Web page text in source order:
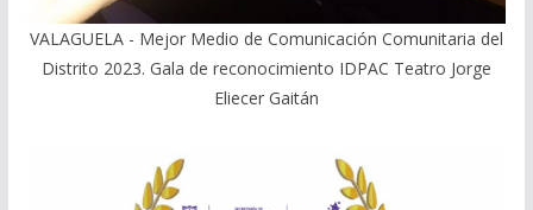
VALAGUELA - Mejor Medio de Comunicación Comunitaria del
Distrito 2023. Gala de reconocimiento IDPAC Teatro Jorge
Eliecer Gaitán